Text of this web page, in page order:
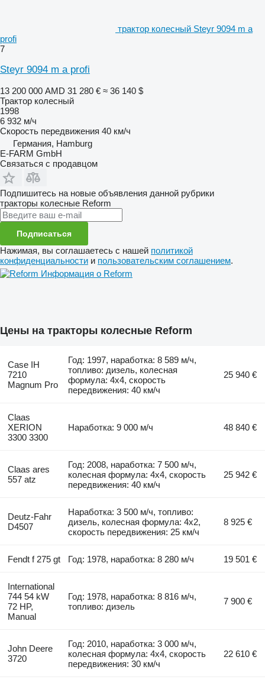
трактор колесный Steyr 9094 m a
profi
7
Steyr 9094 m a profi
13 200 000 AMD 31 280 € ≈ 36 140 $
Трактор колесный
1998
6 932 м/ч
Скорость передвижения 40 км/ч
Германия, Hamburg
E-FARM GmbH
Связаться с продавцом
Подпишитесь на новые объявления данной рубрики
тракторы колесные Reform
Подписаться
Нажимая, вы соглашаетесь с нашей политикой
конфиденциальности и пользовательским соглашением.
Информация о Reform
Цены на тракторы колесные Reform
Case IH
7210
Magnum Pro
Год: 1997, наработка: 8 589 м/ч,
топливо: дизель, колесная
формула: 4x4, скорость
передвижения: 40 км/ч
25 940 €
Claas
XERION
3300 3300
Наработка: 9 000 м/ч 48 840 €
Claas ares
557 atz
Год: 2008, наработка: 7 500 м/ч,
колесная формула: 4x4, скорость
передвижения: 40 км/ч
25 942 €
Deutz-Fahr
D4507
Наработка: 3 500 м/ч, топливо:
дизель, колесная формула: 4x2,
скорость передвижения: 25 км/ч
8 925 €
Fendt f 275 gt Год: 1978, наработка: 8 280 м/ч 19 501 €
International
744 54 kW
72 HP,
Manual
Год: 1978, наработка: 8 816 м/ч,
топливо: дизель
7 900 €
John Deere
3720
Год: 2010, наработка: 3 000 м/ч,
колесная формула: 4x4, скорость
передвижения: 30 км/ч
22 610 €